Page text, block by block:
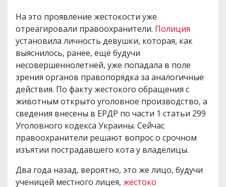
На это проявление жестокости уже
отреагировали правоохранители. Полиция
установила личность девушки, которая, как
выяснилось, ранее, ещё будучи
несовершеннолетней, уже попадала в поле
зрения органов правопорядка за аналогичные
действия. По факту жестокого обращения с
животным открыто уголовное производство, а
сведения внесены в ЕРДР по части 1 статьи 299
Уголовного кодекса Украины. Сейчас
правоохранители решают вопрос о срочном
изъятии пострадавшего кота у владелицы.
Два года назад, вероятно, это же лицо, будучи
ученицей местного лицея, жестоко